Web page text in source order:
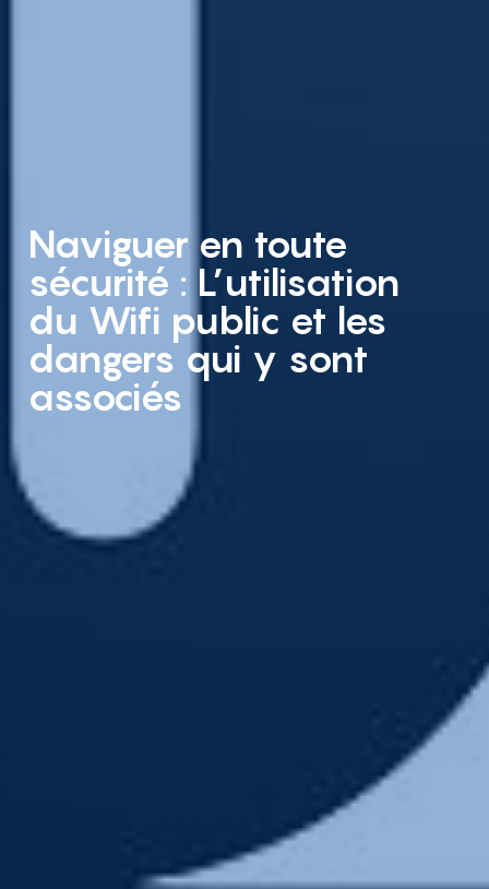
Naviguer en toute
sécurité : L’utilisation
du Wifi public et les
dangers qui y sont
associés